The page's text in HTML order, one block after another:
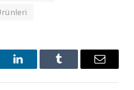
LinkedInTumblr Email